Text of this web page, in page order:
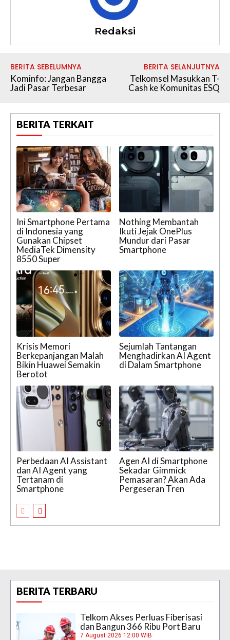
Redaksi
BERITA SEBELUMNYA
Kominfo: Jangan Bangga
Jadi Pasar Terbesar
BERITA SELANJUTNYA
Telkomsel Masukkan T-
Cash ke Komunitas ESQ
BERITA TERKAIT
Ini Smartphone Pertama
di Indonesia yang
Gunakan Chipset
MediaTek Dimensity
8550 Super
Nothing Membantah
Ikuti Jejak OnePlus
Mundur dari Pasar
Smartphone
Krisis Memori
Berkepanjangan Malah
Bikin Huawei Semakin
Berotot
Sejumlah Tantangan
Menghadirkan AI Agent
di Dalam Smartphone
Perbedaan AI Assistant
dan AI Agent yang
Tertanam di
Smartphone
Agen AI di Smartphone
Sekadar Gimmick
Pemasaran? Akan Ada
Pergeseran Tren
BERITA TERBARU
Telkom Akses Perluas Fiberisasi
dan Bangun 366 Ribu Port Baru
7 August 2026 12:00 WIB